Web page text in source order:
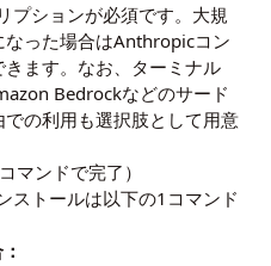
プションが必須です。大規
った場合はAnthropicコン
ます。なお、ターミナル
Bedrockなどのサード
の利用も選択肢として用意
マンドで完了）
ストールは以下の1コマンド